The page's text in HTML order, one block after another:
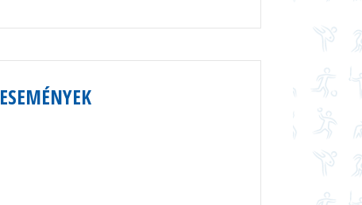
ESEMÉNYEK